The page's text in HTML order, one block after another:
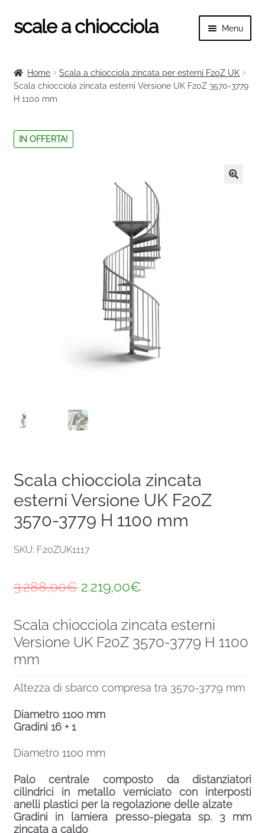
Vai
alla
Vai
al
scale a chiocciola Menu
il
menu
Tutte le scale
Ringhiere e balaustre
menu
Home
Scala a chiocciola zincata per esterni F20Z UK
Scala chiocciola zincata esterni Versione UK F20Z 3570-3779
H 1100 mm
IN OFFERTA!
Scala chiocciola zincata
esterni Versione UK F20Z
3570-3779 H 1100 mm
SKU: F20ZUK1117
3.288,00€ Il
originale
era:
2.219,00€Il
attuale
è:
Scala chiocciola zincata esterni
Versione UK F20Z 3570-3779 H 1100
mm
Altezza di sbarco compresa tra 3570-3779 mm
Diametro 1100 mm
Gradini 16 + 1
Diametro 1100 mm
Palo centrale composto da distanziatori
cilindrici in metallo verniciato con interposti
anelli plastici per la regolazione delle alzate
Gradini in lamiera presso-piegata sp. 3 mm
zincata a caldo